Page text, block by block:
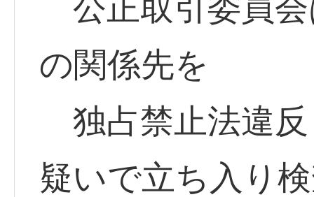
公正取引委員会
の関係先を
独占禁止法違反
疑いで立ち入り